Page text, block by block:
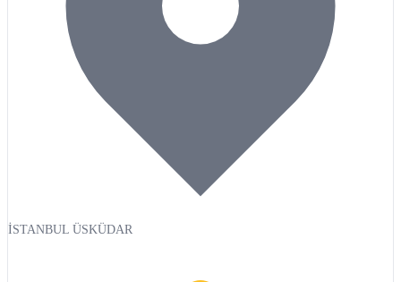
İSTANBUL ÜSKÜDAR